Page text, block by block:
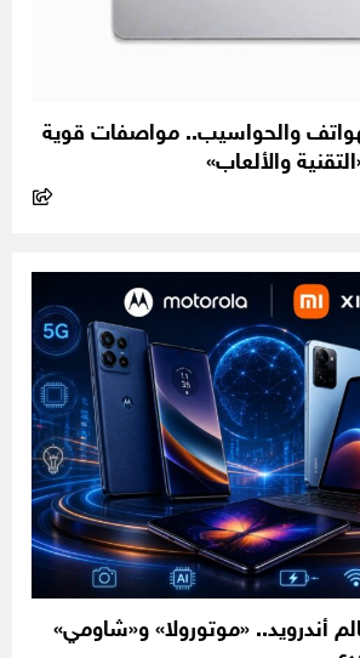
والحواسيب.. مواصفات قوية
والألعاب»
أندرويد.. «موتورولا» و«شاومي»